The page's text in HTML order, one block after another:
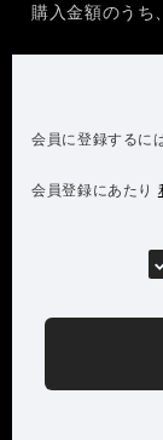
購入金額のうち
会員に登録するに
会員登録にあたり